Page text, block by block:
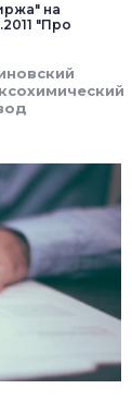
на
"Про